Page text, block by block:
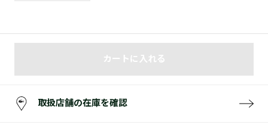
カートに入れる
取扱店舗の在庫を確認